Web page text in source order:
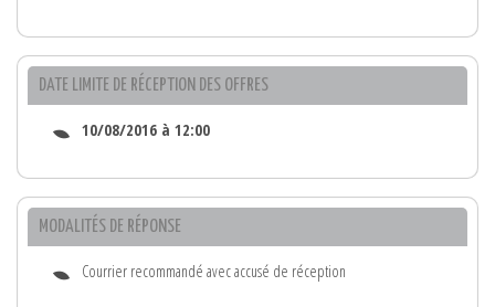
DATE LIMITE DE RÉCEPTION DES OFFRES
10/08/2016 à 12:00
MODALITÉS DE RÉPONSE
Courrier recommandé avec accusé de réception